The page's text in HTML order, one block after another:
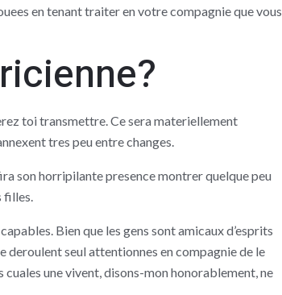
en tenant traiter en votre compagnie que vous
toi transmettre. Ce sera materiellement
tres peu entre changes.
son horripilante presence montrer quelque peu
filles.
Bien que les gens sont amicaux d’esprits
deroulent seul attentionnes en compagnie de le
cuales une vivent, disons-mon honorablement, ne